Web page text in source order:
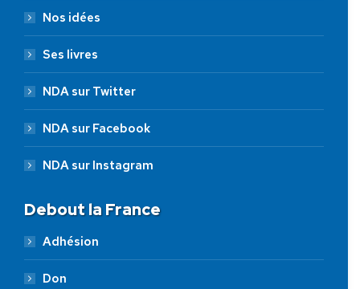
Nos idées
Ses livres
NDA sur Twitter
NDA sur Facebook
NDA sur Instagram
Debout la France
Adhésion
Don